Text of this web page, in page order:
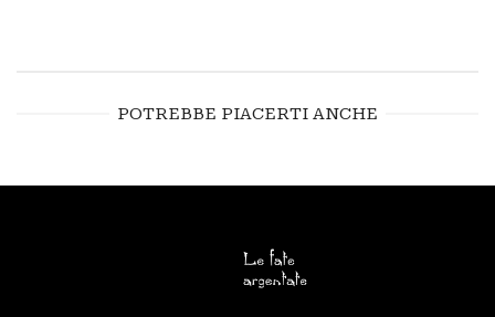
POTREBBE PIACERTI ANCHE